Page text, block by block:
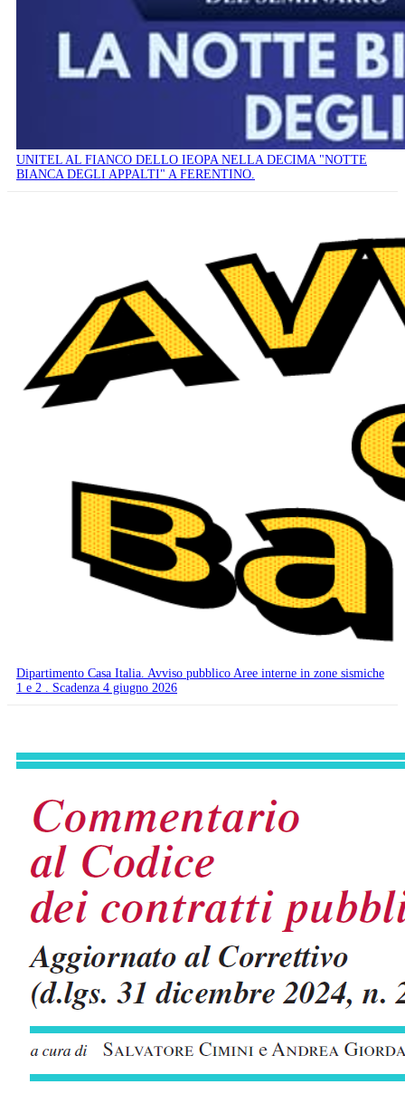
UNITEL AL FIANCO DELLO IEOPA NELLA DECIMA "NOTTE
BIANCA DEGLI APPALTI" A FERENTINO.
Dipartimento Casa Italia. Avviso pubblico Aree interne in zone sismiche
1 e 2 . Scadenza 4 giugno 2026